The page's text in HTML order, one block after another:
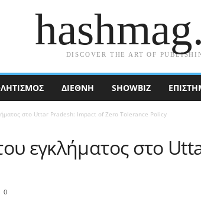
DISCOVER THE ART OF
ΔΙΕΘΝΉ SHOWBIZ
στο Uttar Pradesh: Impact of Zero Tolerance Policy
εγκλήματος στο
0